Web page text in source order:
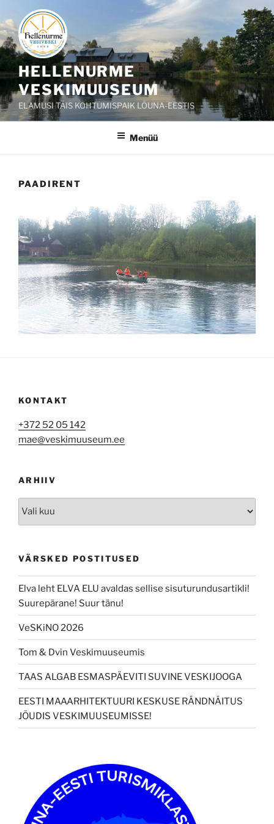
sisu
juurde
HELLENURME
VESKIMUUSEUM
ELAMUSI TÄIS KOHTUMISPAIK LÕUNA-EESTIS
Menüü
PAADIRENT
KONTAKT
+372 52 05 142
mae@veskimuuseum.ee
ARHIIV
VÄRSKED POSTITUSED
Elva leht ELVA ELU avaldas sellise sisuturundusartikli!
Suurepärane! Suur tänu!
VeSKiNO 2026
Tom & Dvin Veskimuuseumis
TAAS ALGAB ESMASPÄEVITI SUVINE VESKIJOOGA
EESTI MAAARHITEKTUURI KESKUSE RÄNDNÄITUS
JÕUDIS VESKIMUUSEUMISSE!